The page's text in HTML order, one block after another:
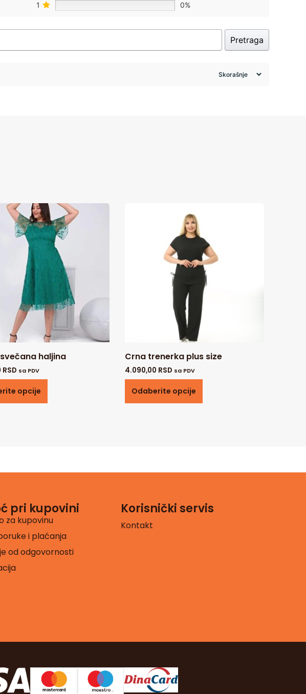
1
0%
Pretraga
haljina
RSD sa PDV
opcije
Crna trenerka plus size
4.090,00 RSD sa PDV
Odaberite opcije
pri kupovini
za kupovinu
i plaćanja
od odgovornosti
Korisnički servis
Kontakt